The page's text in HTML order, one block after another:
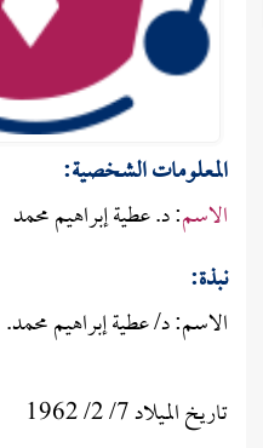
المعلومات الشـخصية:
الاسم: د. عطية إبراهيم محمد
نبذة:
الاسم: د/ عطية إبراهيم محمد.
تاريخ الميلاد 7/ 2/ 1962